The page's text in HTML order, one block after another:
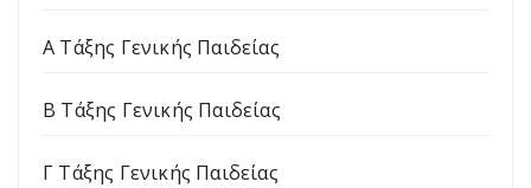
Α Τάξης Γενικής Παιδείας
Β Τάξης Γενικής Παιδείας
Γ Τάξης Γενικής Παιδείας